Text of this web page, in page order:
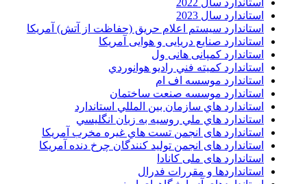
استاندارد سال 2023
استاندارد سیستم اعلام حریق (حفاظت از آتش) آمریکا
استاندارد صنایع دریایی و هوایی آمریکا
استاندارد کمپانی هانی ول
استاندارد کميته فني راديو هوانوردي
استاندارد موسسه اف ام
استاندارد موسسه صنعت ساختمان
استاندارد هاي سازمان بين المللي استاندارد
استاندارد هاي ملي روسيه به زبان انگليسي
استاندارد های انجمن تست هاي غيره مخرب آمريکا
استاندارد های انجمن توليد کنندگان چرخ دنده آمريکا
استاندارد های ملی کانادا
استانداردها و مقررات فدرال